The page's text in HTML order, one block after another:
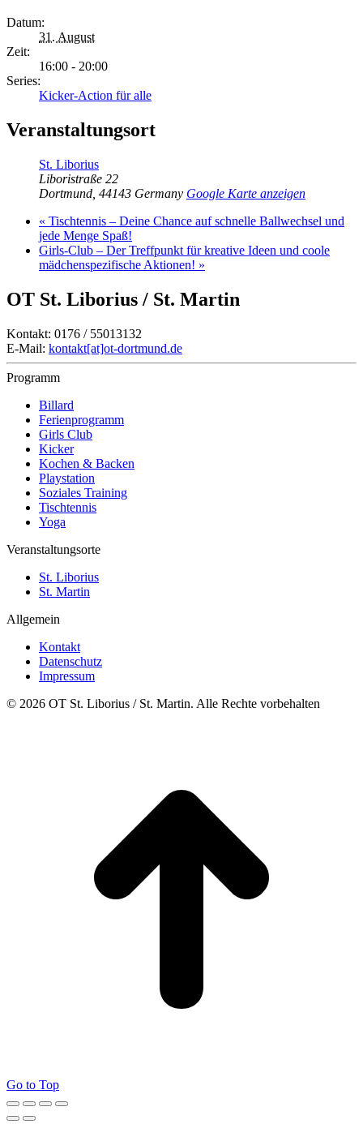
Datum:
31. August
Zeit:
16:00 - 20:00
Series:
Kicker-Action für alle
Veranstaltungsort
St. Liborius
Liboristraße 22
Dortmund 44143 Germany Google Karte anzeigen
« Tischtennis – Deine Chance auf schnelle Ballwechsel und
jede Menge Spaß!
Girls-Club – Der Treffpunkt für kreative Ideen und coole
mädchenspezifische Aktionen! »
OT St. Liborius / St. Martin
Kontakt: 0176 / 55013132
E-Mail: kontakt[at]ot-dortmund.de
Programm
Billard
Ferienprogramm
Girls Club
Kicker
Kochen & Backen
Playstation
Soziales Training
Tischtennis
Yoga
Veranstaltungsorte
St. Liborius
St. Martin
Allgemein
Kontakt
Datenschutz
Impressum
© 2026 OT St. Liborius / St. Martin. Alle Rechte vorbehalten
Go to Top